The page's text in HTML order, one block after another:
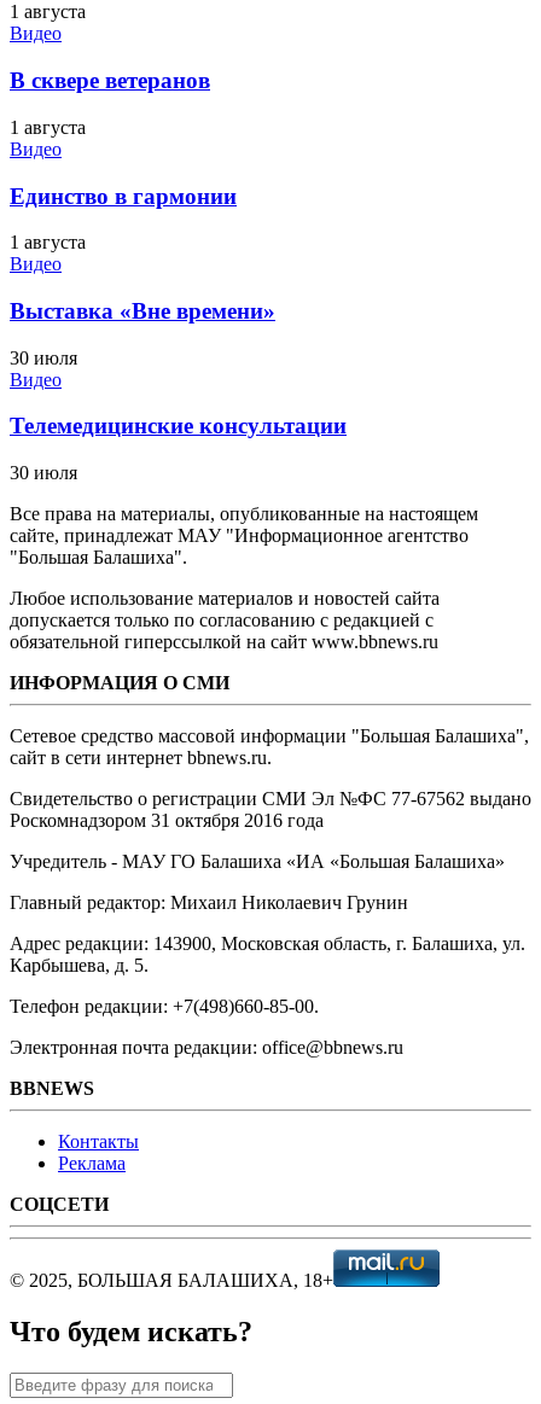
1 августа
Видео
В сквере ветеранов
1 августа
Видео
Единство в гармонии
1 августа
Видео
Выставка «Вне времени»
30 июля
Видео
Телемедицинские консультации
30 июля
Все права на материалы, опубликованные на настоящем
сайте, принадлежат МАУ "Информационное агентство
"Большая Балашиха".
Любое использование материалов и новостей сайта
допускается только по согласованию с редакцией с
обязательной гиперссылкой на сайт www.bbnews.ru
ИНФОРМАЦИЯ О СМИ
Сетевое средство массовой информации "Большая Балашиха",
сайт в сети интернет bbnews.ru.
Свидетельство о регистрации СМИ Эл №ФС ‎77-67562 выдано
Роскомнадзором 31 октября 2016 года
Учредитель - МАУ ГО Балашиха «ИА «Большая Балашиха»
Главный редактор: Михаил Николаевич Грунин
Адрес редакции: 143900, Московская область, г. Балашиха, ул.
Карбышева, д. 5.
Телефон редакции: +7(498)660-85-00.
Электронная почта редакции: office@bbnews.ru
BBNEWS
Контакты
Реклама
СОЦСЕТИ
© 2025, БОЛЬШАЯ БАЛАШИХА, 18+
Что будем искать?